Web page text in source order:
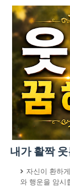
내가 활짝
자신이 환하
와 행운을 암시